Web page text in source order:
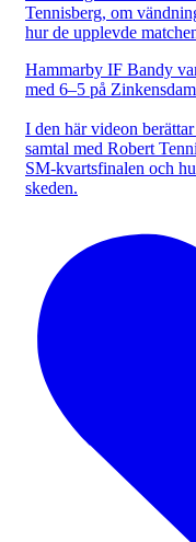
Hammarby IF Bandy
med 6–5 på
I den här videon
samtal med Robert
SM-kvartsfinalen och
skeden.